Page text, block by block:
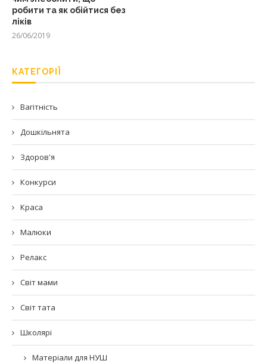
робити та як обійтися без
ліків
26/06/2019
КАТЕГОРІЇ
Вагітність
Дошкільнята
Здоров'я
Конкурси
Краса
Малюки
Релакс
Світ мами
Світ тата
Школярі
Матеріали для НУШ